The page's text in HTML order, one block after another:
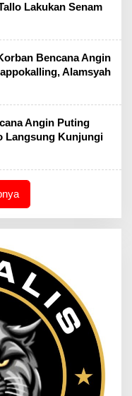
Lakukan Senam
Bencana Angin
Alamsyah
Angin Puting
Langsung Kunjungi